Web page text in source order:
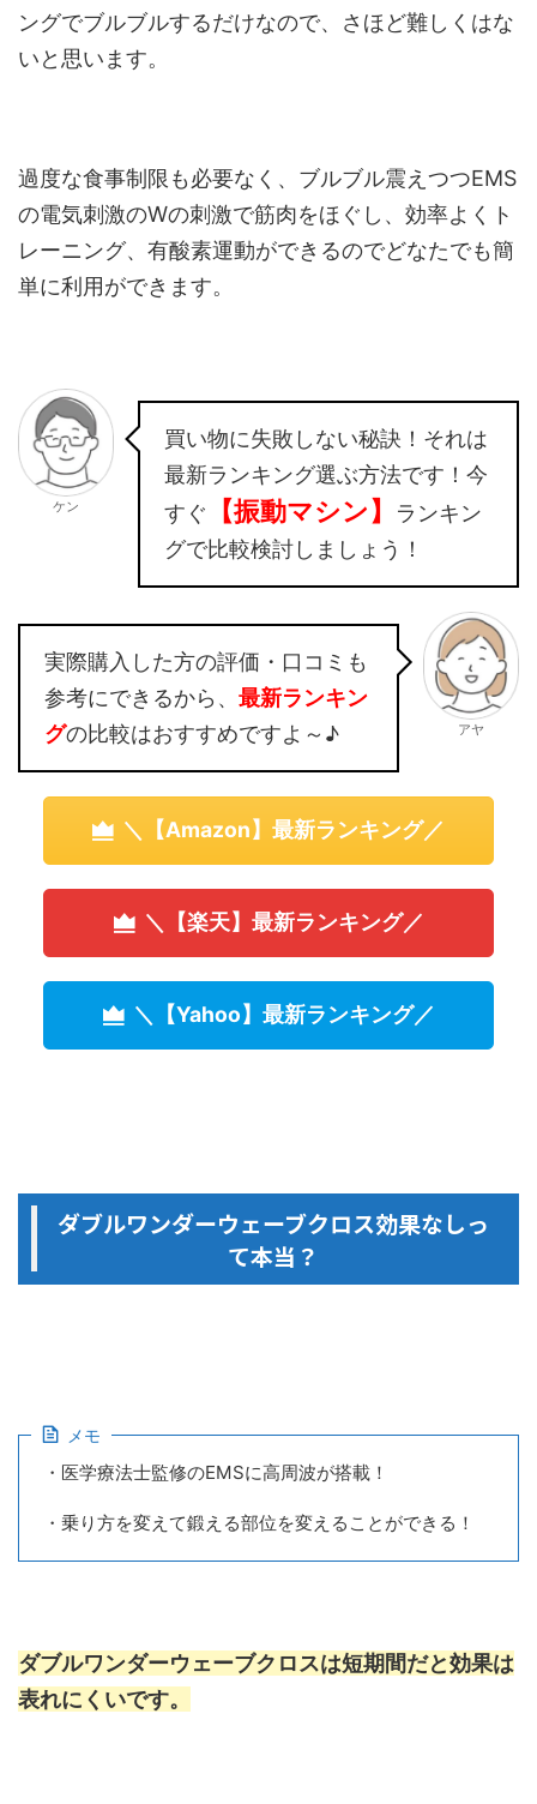
ングでブルブルするだけなので、さほど難しくはな
いと思います。
過度な食事制限も必要なく、ブルブル震えつつEMS
の電気刺激のWの刺激で筋肉をほぐし、効率よくト
レーニング、有酸素運動ができるのでどなたでも簡
単に利用ができます。
ケン
買い物に失敗しない秘訣！それは
最新ランキング選ぶ方法です！今
すぐ
【振動マシン】
ランキン
グで比較検討しましょう！
実際購入した方の評価・口コミも
参考にできるから、 最新ランキン
グの比較はおすすめですよ～♪ アヤ
＼【Amazon】最新ランキング／
＼【楽天】最新ランキング／
＼【Yahoo】最新ランキング／
ダブルワンダーウェーブクロス効果なしっ
て本当？
メモ
・医学療法士監修のEMSに高周波が搭載！
・乗り方を変えて鍛える部位を変えることができる！
ダブルワンダーウェーブクロスは短期間だと効果は
表れにくいです。